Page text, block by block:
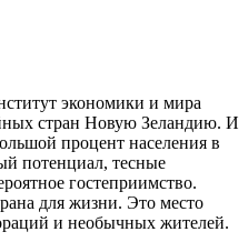
экономики и мира
стран Новую Зеландию. И
процент населения в
потенциал, тесные
гостеприимство.
для жизни. Это место
и необычных жителей.